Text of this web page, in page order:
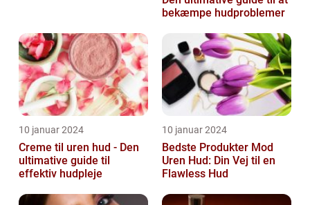
bekæmpe hudproblemer
10 januar 2024
Creme til uren hud - Den
ultimative guide til
effektiv hudpleje
10 januar 2024
Bedste Produkter Mod
Uren Hud: Din Vej til en
Flawless Hud